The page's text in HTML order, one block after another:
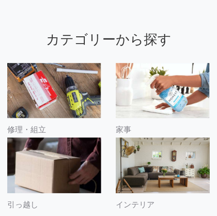
カテゴリーから探す
修理・組立 家事
引っ越し インテリア